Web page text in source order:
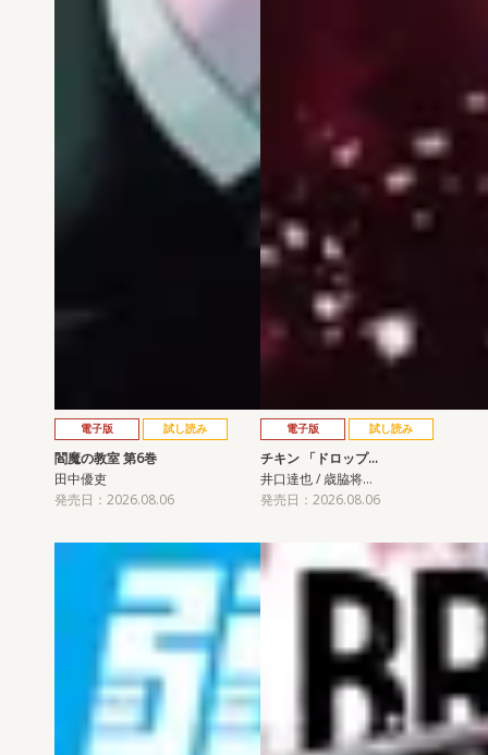
電子版 試し読み
閻魔の教室 第6巻
田中優吏
発売日：2026.08.06
電子版 試し読み
チキン 「ドロップ…
井口達也 / 歳脇将…
発売日：2026.08.06